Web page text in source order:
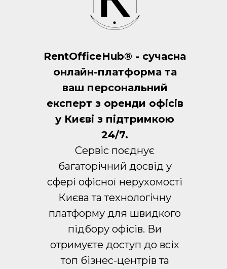
RentOfficeHub® - сучасна
онлайн-платформа та
ваш персональний
експерт з оренди офісів
у Києві з підтримкою
24/7.
Сервіс поєднує
багаторічний досвід у
сфері офісної нерухомості
Києва та технологічну
платформу для швидкого
підбору офісів. Ви
отримуєте доступ до всіх
топ бізнес-центрів та